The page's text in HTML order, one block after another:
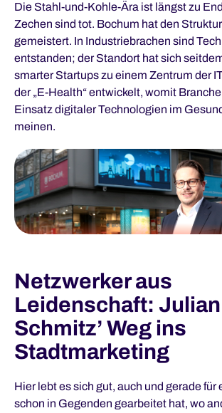
Die Stahl-und-Kohle-Ära ist längst zu
Zechen sind tot. Bochum hat den
gemeistert. In Industriebrachen sind
entstanden; der Standort hat sich
smarter Startups zu einem Zentrum der
der „E-Health“ entwickelt, womit
Einsatz digitaler Technologien im
meinen.
Netzwerker aus
Leidenschaft: Julian
Schmitz’ Weg ins
Stadtmarketing
Hier lebt es sich gut, auch und gerade für
schon in Gegenden gearbeitet hat, wo